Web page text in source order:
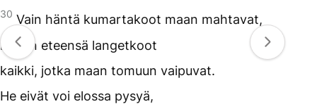
30 Vain häntä kumartakoot maan mahtavat,
hänen eteensä langetkoot
kaikki, jotka maan tomuun vaipuvat.
He eivät voi elossa pysyä,